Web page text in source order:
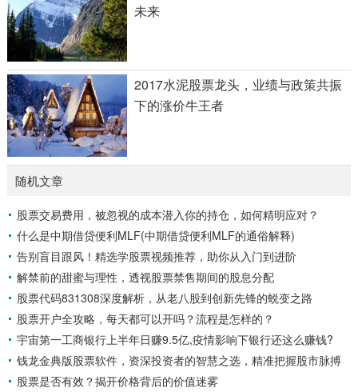
未来
2017水泥股票龙头，业绩与政策共振
下的涨价牛王者
随机文章
股票交易费用，被忽视的成本潜入你的持仓，如何精明应对？
什么是中期借贷便利MLF(中期借贷便利MLF的通俗解释)
告别盲目跟风！精选学股票视频推荐，助你从入门到进阶
解禁前的甜蜜与理性，透视股票禁售期间的股息分配
股票代码831308深度解析，从老八股到创新先锋的蜕变之路
股票开户全攻略，每天都可以开吗？流程是怎样的？
宇宙第一工商银行上半年日赚9.5亿,疫情影响下银行还这么赚钱?
钱龙金典版股票软件，资深投资者的智慧之选，精准把握股市脉搏
股票是否有效？揭开价格背后的价值迷雾